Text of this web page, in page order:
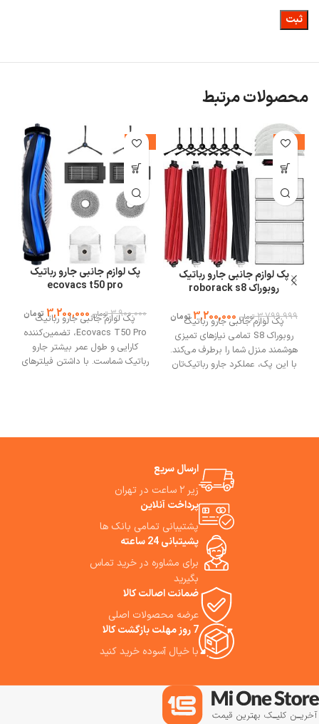
محصولات مرتبط
-16%
پک لوازم جانبی جارو رباتیک
روبوراک roborack s8
3,799,999 تومان 3,200,000تومانپک لوازم جانبی جارو رباتیک
روبوراک S8 تمامی نیازهای تمیزی
هوشمند منزل شما را برطرف می‌کند.
با این پک، عملکرد جارو رباتیک‌تان
تجربه پاکیزگی بی‌نقصی را تجربه
-18%
پک لوازم جانبی جارو رباتیک
ecovacs t50 pro
3,900,000 تومان 3,200,000 تومانپک لوازم جانبی جارو رباتیک
Ecovacs T50 Pro، تضمین‌کننده
کارایی و طول عمر بیشتر جارو
رباتیک شماست. با داشتن فیلترهای
ارسال سریع
زیر ۲ ساعت در تهران
پرداخت آنلاین
پشتیبانی تمامی بانک ها
پشیتبانی 24 ساعته
برای مشاوره در خرید تماس
بگیرید
ضمانت اصالت کالا
عرضه محصولات اصلی
7 روز مهلت بازگشت کالا
با خیال آسوده خرید کنید